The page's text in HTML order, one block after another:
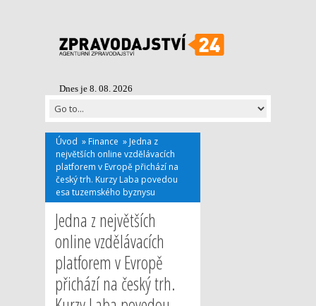
Dnes je 8. 08. 2026
Úvod » Finance » Jedna z
největších online vzdělávacích
platforem v Evropě přichází na
český trh. Kurzy Laba povedou
esa tuzemského byznysu
Jedna z největších
online vzdělávacích
platforem v Evropě
přichází na český trh.